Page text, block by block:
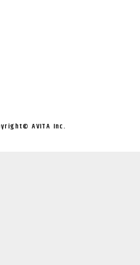
AVITA Inc.